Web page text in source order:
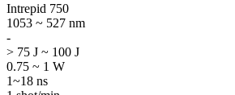
Intrepid 750
1053 ~ 527 nm
-
> 75 J ~ 100 J
0.75 ~ 1 W
1~18 ns